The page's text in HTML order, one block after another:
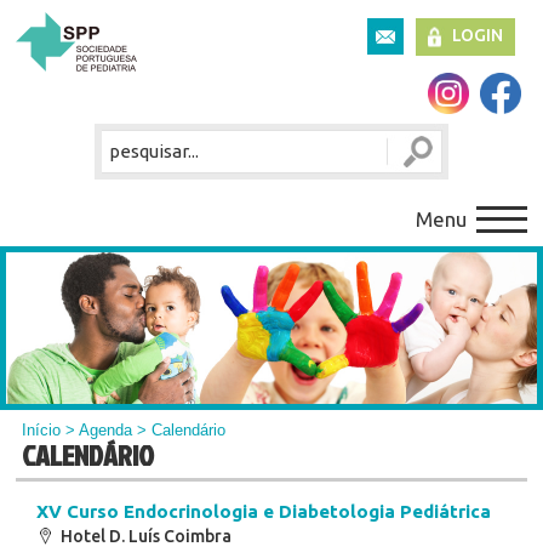
LOGIN
Menu
Início >Agenda> Calendário
CALENDÁRIO
XV Curso Endocrinologia e Diabetologia Pediátrica
Hotel D. Luís Coimbra